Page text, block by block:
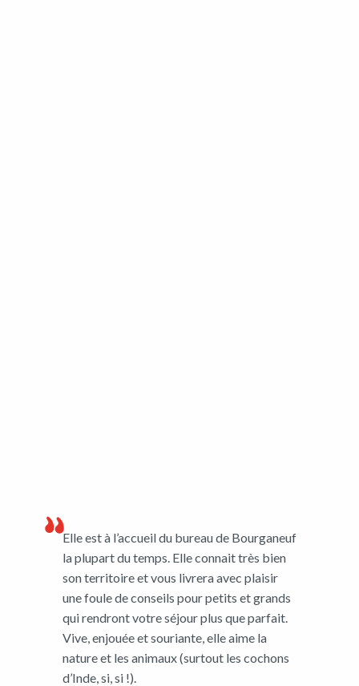
Elle est à l’accueil du bureau de Bourganeuf
la plupart du temps. Elle connait très bien
son territoire et vous livrera avec plaisir
une foule de conseils pour petits et grands
qui rendront votre séjour plus que parfait.
Vive, enjouée et souriante, elle aime la
nature et les animaux (surtout les cochons
d’Inde, si, si !).